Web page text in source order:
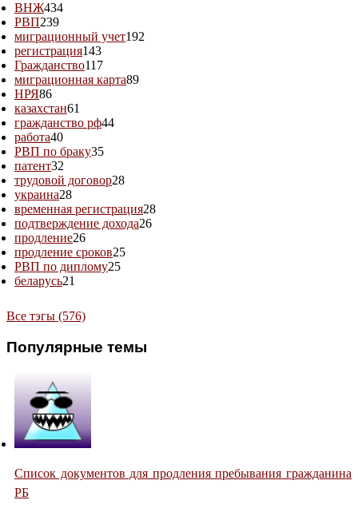
ВНЖ434
РВП239
миграционный учет192
регистрация143
Гражданство117
миграционная карта89
НРЯ86
казахстан61
гражданство рф44
работа40
РВП по браку35
патент32
трудовой договор28
украина28
временная регистрация28
подтверждение дохода26
продление26
продление сроков25
РВП по диплому25
беларусь21
Все тэгы (576)
Популярные темы
Список документов для продления пребывания гражданина
РБ